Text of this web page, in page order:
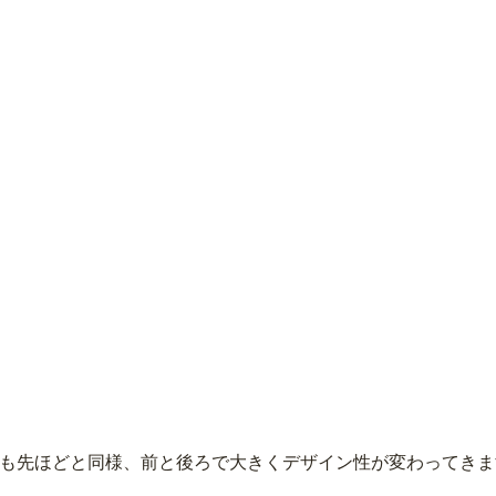
先ほどと同様、前と後ろで大きくデザイン性が変わってき